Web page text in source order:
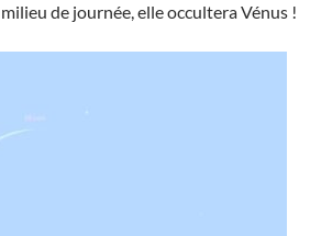
de journée, elle occultera Vénus !